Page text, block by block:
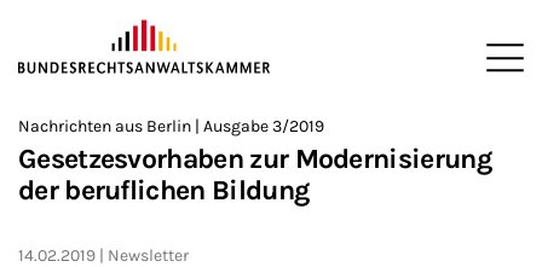
ZUM HAUPTINHALT SPRINGEN
Sie befinden sich hier:
>
Startseite
>
Newsroom
>
Newsletter
>
Nachrichten aus Berlin | Ausgabe 3/2019
Gesetzesvorhaben zur Modernisierung
der beruflichen Bildung
14.02.2019 Newsletter